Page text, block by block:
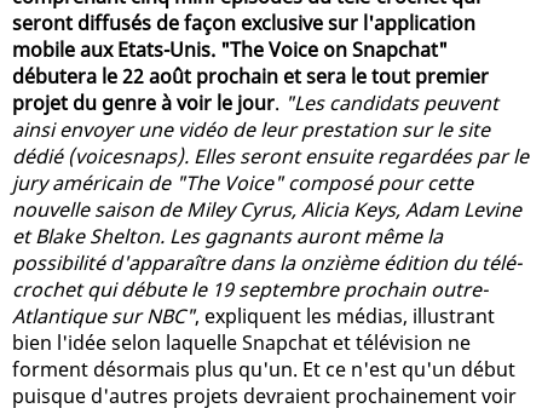
seront diffusés de façon exclusive sur l'application
mobile aux Etats-Unis. "The Voice on Snapchat"
débutera le 22 août prochain et sera le tout premier
projet du genre à voir le jour. "Les candidats peuvent
ainsi envoyer une vidéo de leur prestation sur le site
dédié (voicesnaps). Elles seront ensuite regardées par le
jury américain de "The Voice" composé pour cette
nouvelle saison de Miley Cyrus, Alicia Keys, Adam Levine
et Blake Shelton. Les gagnants auront même la
possibilité d'apparaître dans la onzième édition du télé-
crochet qui débute le 19 septembre prochain outre-
Atlantique sur NBC", expliquent les médias, illustrant
bien l'idée selon laquelle Snapchat et télévision ne
forment désormais plus qu'un. Et ce n'est qu'un début
puisque d'autres projets devraient prochainement voir